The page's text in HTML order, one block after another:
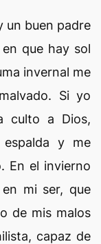
un buen padre
que hay sol
invernal me
Si yo
culto a Dios,
y me
En el invierno
mi ser, que
de mis malos
capaz de